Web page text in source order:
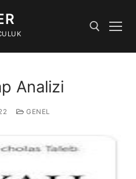
Analizi
GENEL